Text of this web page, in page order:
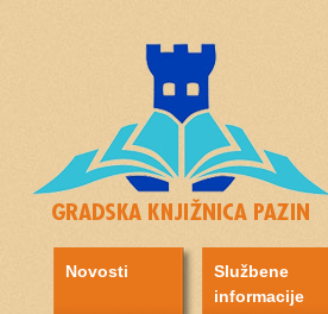
Novosti
Službene
informacije